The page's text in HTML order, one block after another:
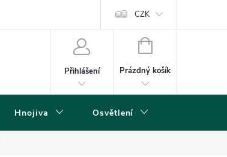
CZK
Přihlášení
NÁKUPNÍ
Prázdný košík
Hnojiva Osvětlení